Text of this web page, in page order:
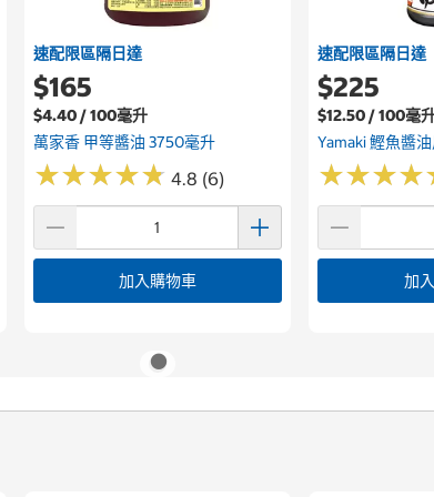
速配限區隔日達
$165
$4.40 / 100毫升
萬家香 甲等醬油 3750毫升
★★★★★
★★★★★ 4.8 (6)
加入購物車
速配限區隔日達
$225
$12.50 / 100毫
Yamaki 鰹魚醬
★★★★
★★★★
加